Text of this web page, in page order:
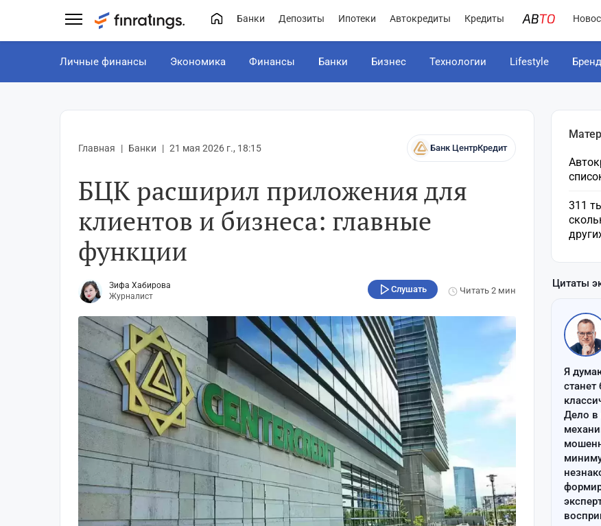
Банки Депозиты Ипотеки Автокредиты Кредиты
Личные финансы Экономика Финансы Банки Бизнес Технологии Lifestyle
Главная Банки 21 мая 2026 г., 18:15 Банк ЦентрКредит
БЦК расширил приложения для
клиентов и бизнеса: главные
функции
Зифа Хабирова
Журналист
Слушать Читать2 мин
311
Цитаты
Я
Дело в